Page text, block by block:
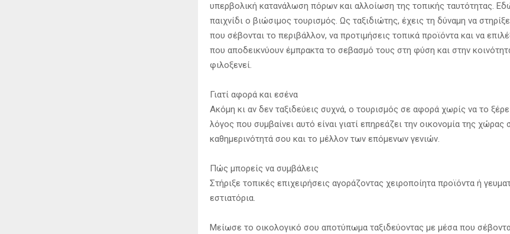
υπερβολική κατανάλωση πόρων και αλλοίωση της τοπικής ταυτότητας.
παιχνίδι ο βιώσιμος τουρισμός. Ως ταξιδιώτης, έχεις τη δύναμη να
που σέβονται το περιβάλλον, να προτιμήσεις τοπικά προϊόντα και να
που αποδεικνύουν έμπρακτα το σεβασμό τους στη φύση και στην
φιλοξενεί.
Γιατί αφορά και εσένα
Ακόμη κι αν δεν ταξιδεύεις συχνά, ο τουρισμός σε αφορά χωρίς να το
λόγος που συμβαίνει αυτό είναι γιατί επηρεάζει την οικονομία της χώρας
καθημερινότητά σου και το μέλλον των επόμενων γενιών.
Πώς μπορείς να συμβάλεις
Στήριξε τοπικές επιχειρήσεις αγοράζοντας χειροποίητα προϊόντα ή
εστιατόρια.
Μείωσε το οικολογικό σου αποτύπωμα ταξιδεύοντας με μέσα που